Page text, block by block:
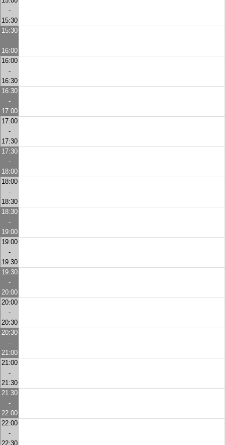
-
15:30
15:30
-
16:00
16:00
-
16:30
16:30
-
17:00
17:00
-
17:30
17:30
-
18:00
18:00
-
18:30
18:30
-
19:00
19:00
-
19:30
19:30
-
20:00
20:00
-
20:30
20:30
-
21:00
21:00
-
21:30
21:30
-
22:00
22:00
-
22:30